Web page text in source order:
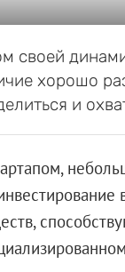
своей
хорошо
и